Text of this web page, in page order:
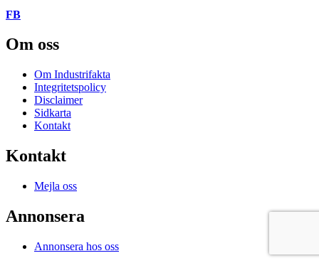
FB
Om oss
Om Industrifakta
Integritetspolicy
Disclaimer
Sidkarta
Kontakt
Kontakt
Mejla oss
Annonsera
Annonsera hos oss